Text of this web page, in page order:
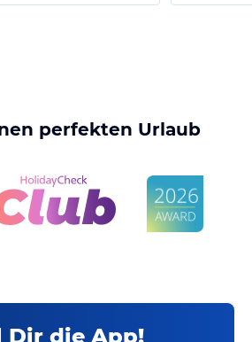
perfekten Urlaub
Dir die App!